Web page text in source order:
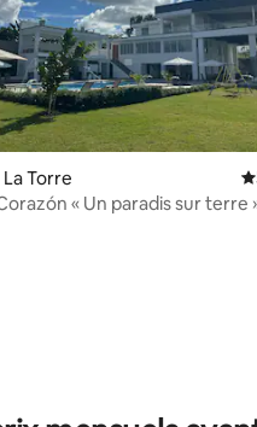
sur 5, 19 commentaires
La Torre
« Un paradis sur terre